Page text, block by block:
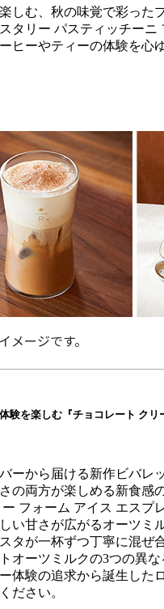
しむ、秋の味覚で彩った
タリー パスティッチー
ヒーやティーの体験を心
メージです。
験を楽しむ『チョコレート ク
ーから届ける新作ビバレ
の両方が楽しめる新食感
フォーム アイス エスプ
い甘さが広がるオーツミ
タが一杯ずつ丁寧に混ぜ
オーツミルクの3つの異
体験の追求から誕生した
ださい。